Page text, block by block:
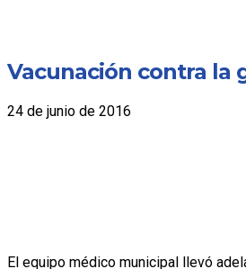
Vacunación contra la
24 de junio de 2016
El equipo médico municipal llevó